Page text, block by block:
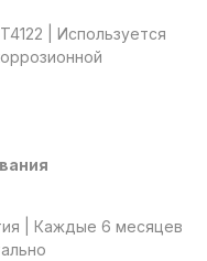
| Используется
| Каждые 6 месяцев